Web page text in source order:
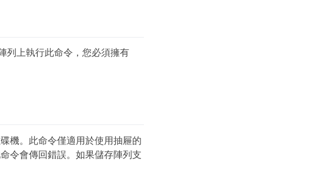
陣列上執行此命令，您必須擁有
機。此命令僅適用於使用抽屜的
令會傳回錯誤。如果儲存陣列支